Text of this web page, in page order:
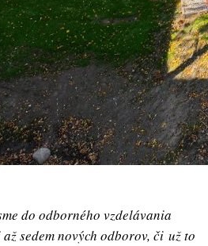
do odborného vzdelávania
sedem nových odborov, či už to